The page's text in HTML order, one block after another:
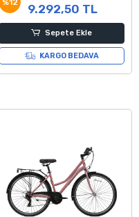
%12 9.292,50 TL
Sepete Ekle
KARGO BEDAVA